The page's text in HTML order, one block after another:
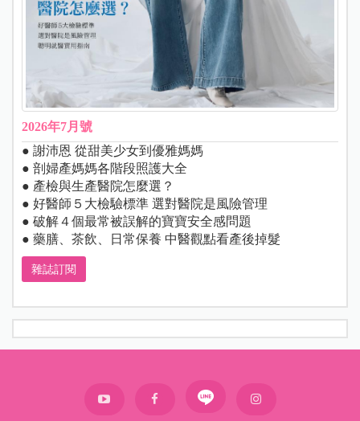
2026年7月號
● 謝沛恩 從甜美少女到優雅媽媽
● 剖婦產媽媽各階段照護大全
● 產檢與生產醫院怎麼選？
● 好醫師５大檢驗標準 選對醫院是風險管理
● 破解４個最常被誤解的寶寶安全感問題
● 藥膳、茶飲、日常保養 中醫觀點看產後掉髮
雜誌訂閱